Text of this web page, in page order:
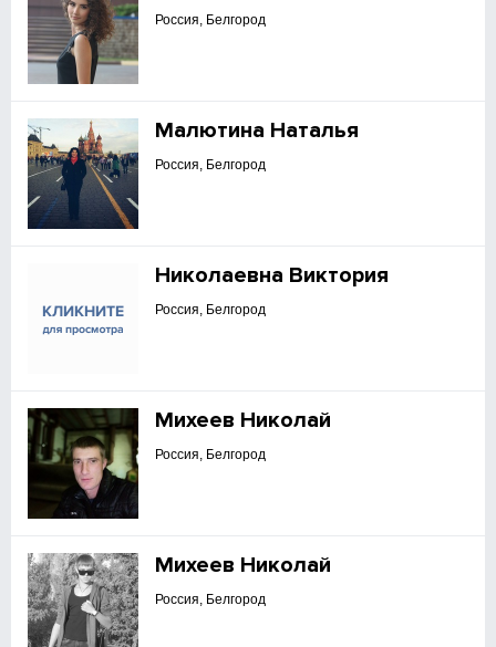
Россия, Белгород
Малютина Наталья
Россия, Белгород
Николаевна Виктория
Россия, Белгород
Михеев Николай
Россия, Белгород
Михеев Николай
Россия, Белгород